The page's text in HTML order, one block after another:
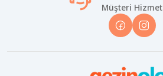
Müşteri